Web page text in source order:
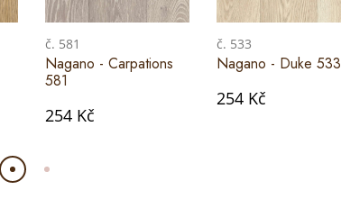
č. 581
Nagano - Carpations
581
254 Kč
č. 533
Nagano - Duke 533
254 Kč